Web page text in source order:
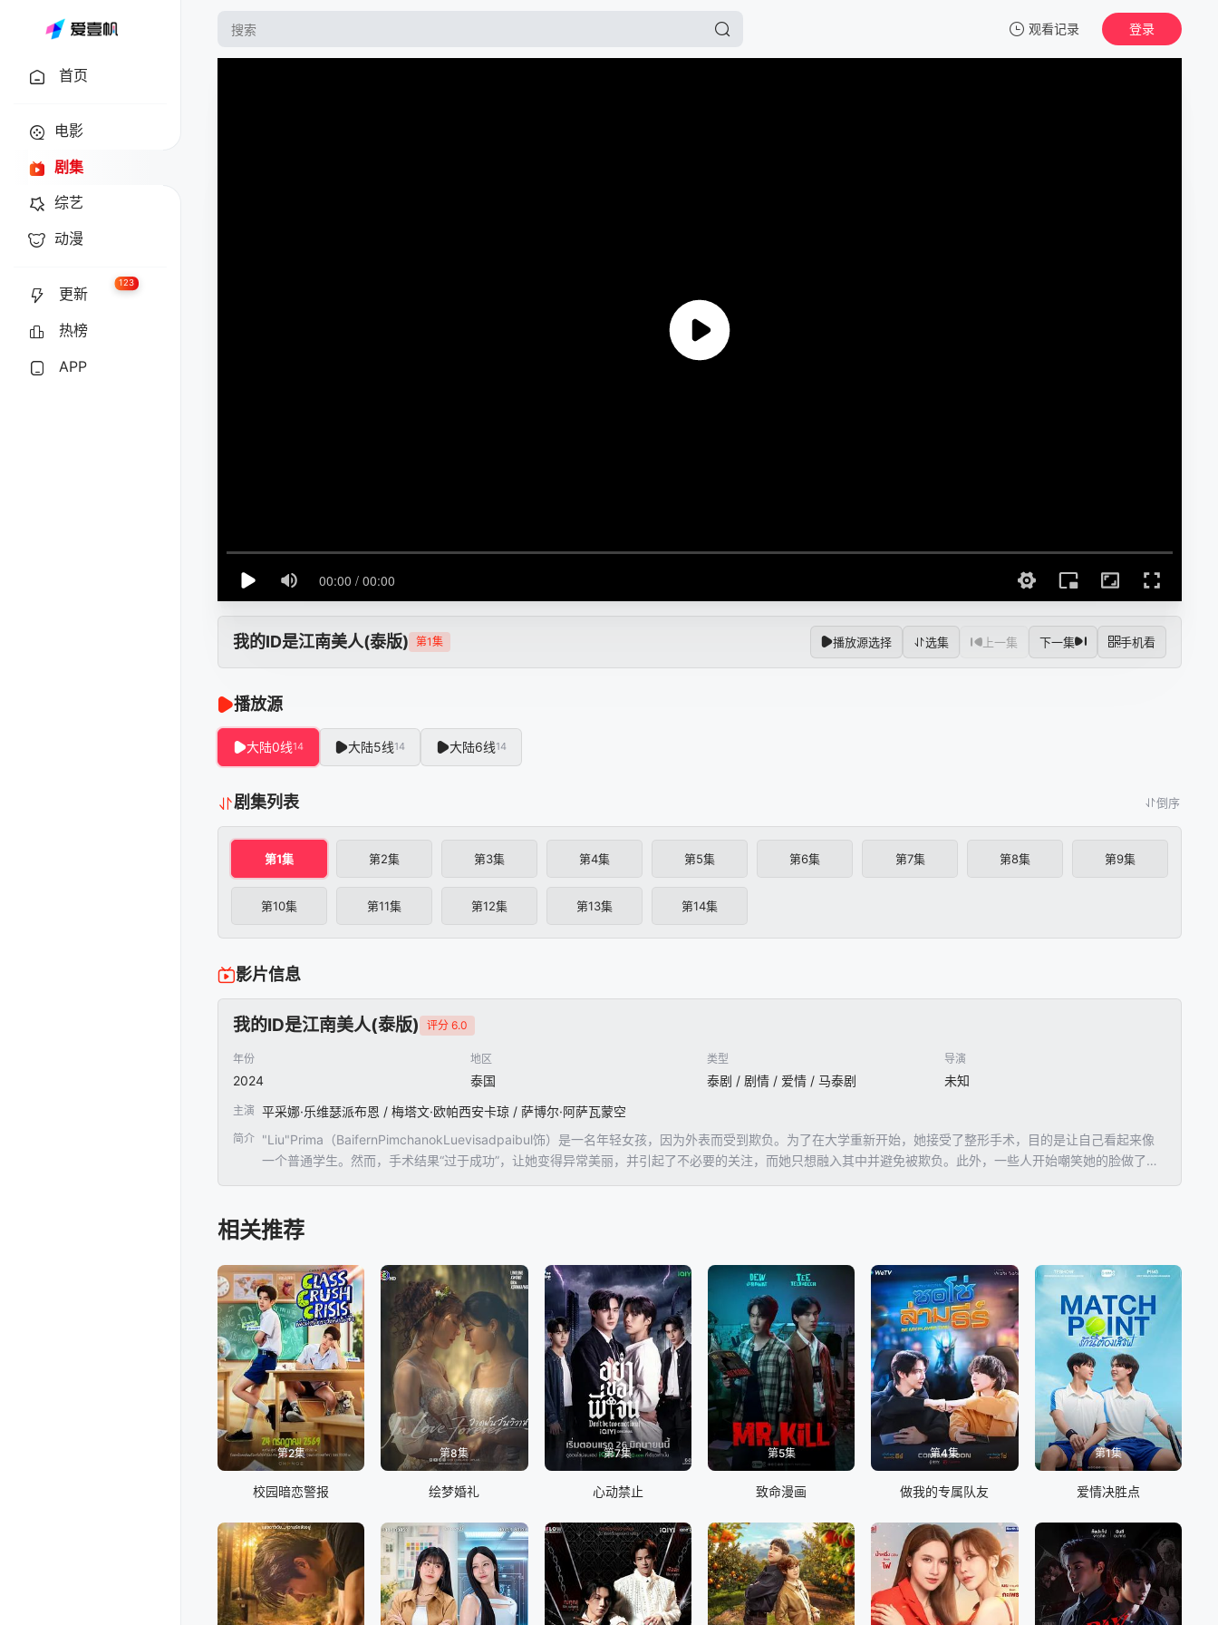
观看记录 登录
首页
电影
剧集
综艺
动漫
更新
123
热榜
APP
我的ID是江南美人(泰版) 第1集 播放源选择 选集 上一集 下一集 手机看
播放源
大陆0线14 大陆5线14 大陆6线14
剧集列表 倒序
第1集 第2集 第3集 第4集 第5集 第6集 第7集 第8集 第9集
第10集 第11集 第12集 第13集 第14集
影片信息
我的ID是江南美人(泰版) 评分 6.0
年份
2024
地区
泰国
类型
泰剧 / 剧情 / 爱情 / 马泰剧
导演
未知
主演 平采娜·乐维瑟派布恩 / 梅塔文·欧帕西安卡琼 / 萨博尔·阿萨瓦蒙空
简介 "Liu"Prima（BaifernPimchanokLuevisadpaibul饰）是一名年轻女孩，因为外表而受到欺负。为了在大学重新开始，她接受了整形手术，目的是让自己看起来像
一个普通学生。然而，手术结果“过于成功”，让她变得异常美丽，并引起了不必要的关注，而她只想融入其中并避免被欺负。此外，一些人开始嘲笑她的脸做了太
乏自信和害怕被嘲笑，导致她拒绝接受他的感情，尤其是当他们校园里的人认为像Guy这样的人应该和像Faye（JaneRamidaJiranorraphat饰）这样天生丽质的人
约会时。
相关推荐
第2集
校园暗恋警报
第8集
绘梦婚礼
第7集
心动禁止
第5集
致命漫画
第4集
做我的专属队友
第1集
爱情决胜点